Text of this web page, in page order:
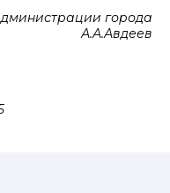
города
А.А.Авдеев